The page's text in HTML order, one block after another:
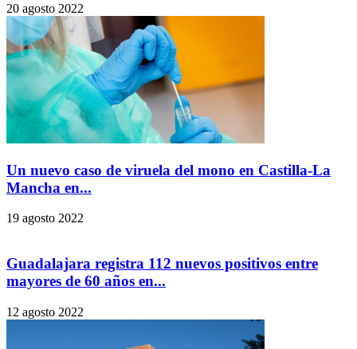
20 agosto 2022
Un nuevo caso de viruela del mono en Castilla-La
Mancha en...
19 agosto 2022
Guadalajara registra 112 nuevos positivos entre
mayores de 60 años en...
12 agosto 2022